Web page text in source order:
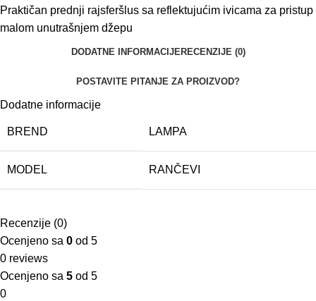
Praktičan prednji rajsferšlus sa reflektujućim ivicama za pristup
malom unutrašnjem džepu
DODATNE INFORMACIJERECENZIJE (0)
POSTAVITE PITANJE ZA PROIZVOD?
Dodatne informacije
BREND LAMPA
MODEL RANČEVI
Recenzije (0)
Ocenjeno sa 0 od 5
0 reviews
Ocenjeno sa 5 od 5
0